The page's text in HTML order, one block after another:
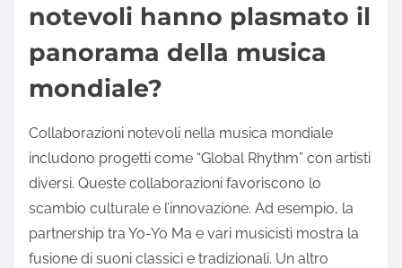
notevoli hanno plasmato il
panorama della musica
mondiale?
Collaborazioni notevoli nella musica mondiale
includono progetti come “Global Rhythm” con artisti
diversi. Queste collaborazioni favoriscono lo
scambio culturale e l’innovazione. Ad esempio, la
partnership tra Yo-Yo Ma e vari musicisti mostra la
fusione di suoni classici e tradizionali. Un altro